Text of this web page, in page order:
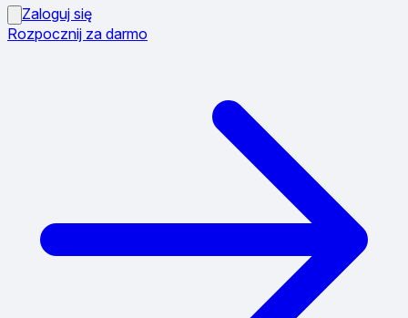
Zaloguj się
Rozpocznij za darmo